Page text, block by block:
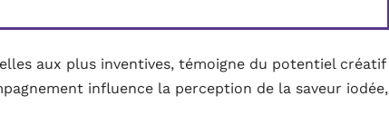
aux plus inventives, témoigne du potentiel créatif
influence la perception de la saveur iodée,